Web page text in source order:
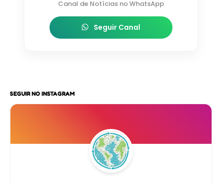
Canal de Notícias no WhatsApp
Seguir Canal
SEGUIR NO INSTAGRAM